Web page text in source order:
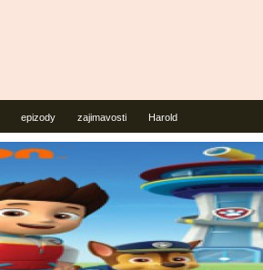
epizody zajimavosti Harold